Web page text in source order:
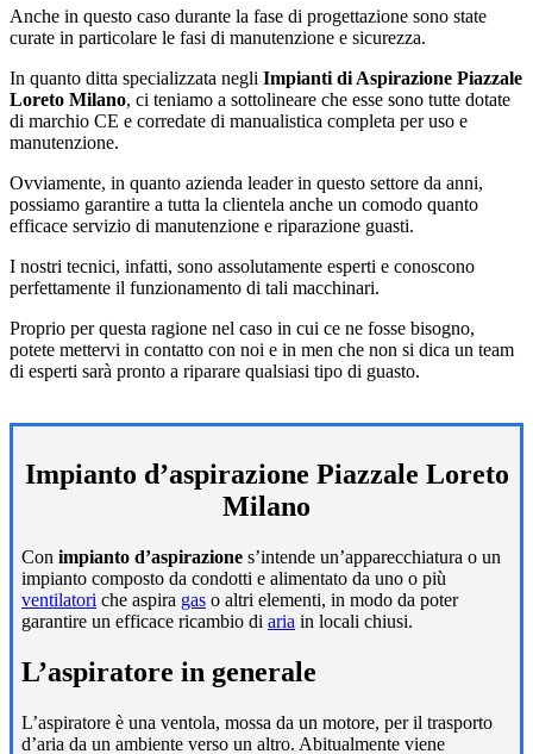
Anche in questo caso durante la fase di progettazione sono state
curate in particolare le fasi di manutenzione e sicurezza.
In quanto ditta specializzata negli Impianti di Aspirazione Piazzale
Loreto Milano, ci teniamo a sottolineare che esse sono tutte dotate
di marchio CE e corredate di manualistica completa per uso e
manutenzione.
Ovviamente, in quanto azienda leader in questo settore da anni,
possiamo garantire a tutta la clientela anche un comodo quanto
efficace servizio di manutenzione e riparazione guasti.
I nostri tecnici, infatti, sono assolutamente esperti e conoscono
perfettamente il funzionamento di tali macchinari.
Proprio per questa ragione nel caso in cui ce ne fosse bisogno,
potete mettervi in contatto con noi e in men che non si dica un team
di esperti sarà pronto a riparare qualsiasi tipo di guasto.
Impianto d’aspirazione Piazzale Loreto
Milano
Con impianto d’aspirazione s’intende un’apparecchiatura o un
impianto composto da condotti e alimentato da uno o più
ventilatori che aspira gas o altri elementi, in modo da poter
garantire un efficace ricambio di aria in locali chiusi.
L’aspiratore in generale
L’aspiratore è una ventola, mossa da un motore, per il trasporto
d’aria da un ambiente verso un altro. Abitualmente viene